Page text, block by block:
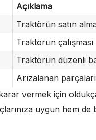
Açıklama
Traktörün satın
Traktörün
Traktörün düzenli
Arızalanan
vermek için
uygun hem